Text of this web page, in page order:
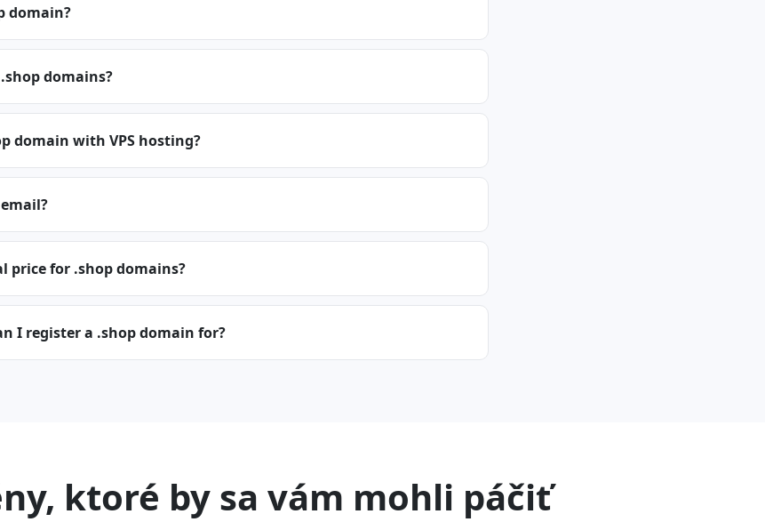
domain?
domains?
domain with VPS hosting?
price for .shop domains?
I register a .shop domain for?
ktoré by sa vám mohli páčiť